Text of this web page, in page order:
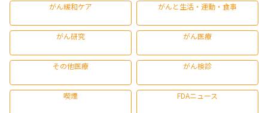
がん緩和ケア がんと生活・運動・食事
がん研究 がん医療
その他医療 がん検診
喫煙 FDAニュース